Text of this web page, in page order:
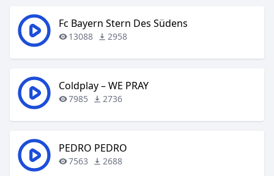
Fc Bayern Stern Des Südens
13088 2958
Coldplay – WE PRAY
7985 2736
PEDRO PEDRO
7563 2688